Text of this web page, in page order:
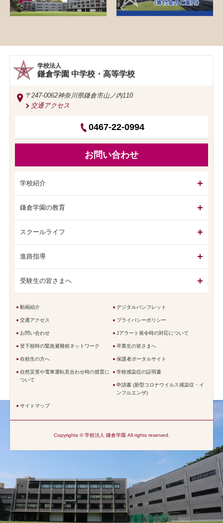
学校法人
鎌倉学園 中学校・高等学校
〒247-0062神奈川県鎌倉市山ノ内110
交通アクセス
0467-22-0994
お問い合わせ
学校紹介
鎌倉学園の教育
スクールライフ
進路指導
受験生の皆さまへ
動画紹介 デジタルパンフレット
交通アクセス プライバシーポリシー
お問い合わせ Jアラート発令時の対応について
登下校時の緊急避難校ネットワーク 卒業生の皆さまへ
在校生の方へ 保護者ポータルサイト
自然災害や電車運転見合わせ時の措置に
ついて
学校感染症の証明書
申請書 (新型コロナウイルス感染症・イ
ンフルエンザ)
サイトマップ
Copyrights © 学校法人 鎌倉学園 All rights reserved.